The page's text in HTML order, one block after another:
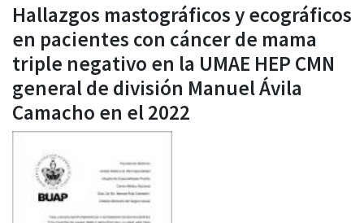
Hallazgos mastográficos y ecográficos
en pacientes con cáncer de mama
triple negativo en la UMAE HEP CMN
general de división Manuel Ávila
Camacho en el 2022